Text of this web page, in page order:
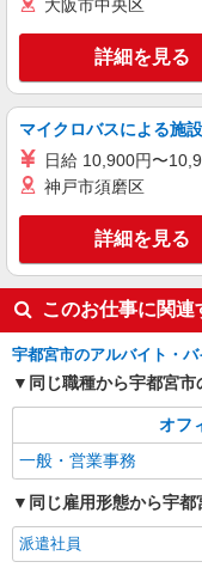
り。
料駐
キープ
大阪市中央区
詳細を見る
マイクロバスによる施
日給 10,900円〜
神戸市須磨区
詳細を見る
このお仕事に関
宇都宮市のアルバイト・
同じ職種から宇都宮
オフ
一般・営業事務
同じ雇用形態から宇
派遣社員